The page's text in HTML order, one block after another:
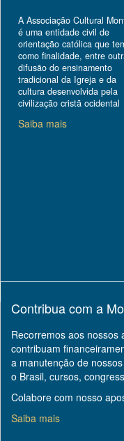
A Associação Cultural
é uma entidade civil de
orientação católica que
como finalidade, entre
difusão do ensinamento
tradicional da Igreja e da
cultura desenvolvida pela
civilização cristã ocidental
Saiba mais
Contribua com a
Recorremos aos nossos
contribuam
a manutenção de
o Brasil, cursos,
Colabore com nosso
Saiba mais